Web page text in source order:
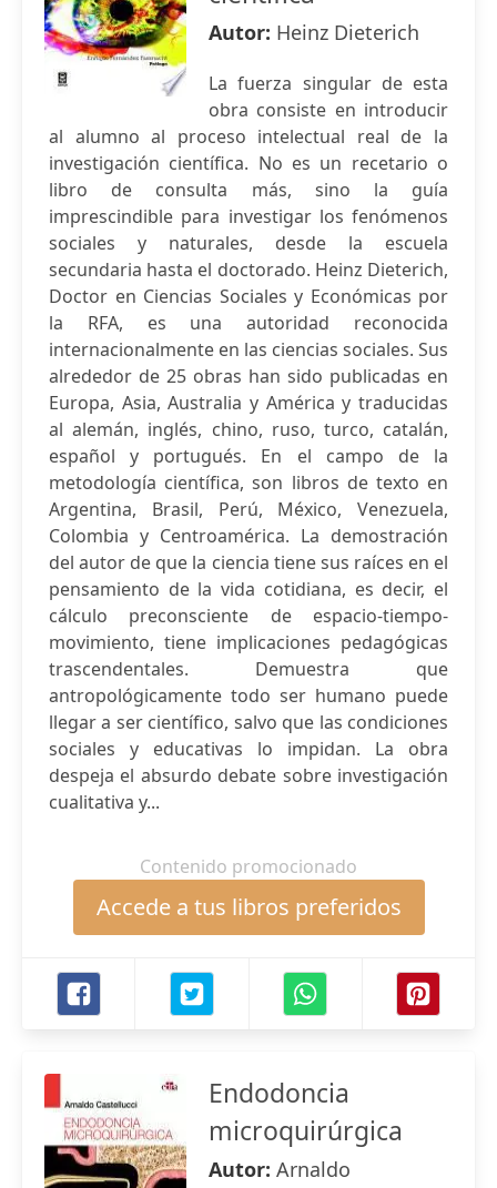
Autor: Heinz Dieterich
La fuerza singular de esta
obra consiste en introducir
al alumno al proceso intelectual real de la
investigación científica. No es un recetario o
libro de consulta más, sino la guía
imprescindible para investigar los fenómenos
sociales y naturales, desde la escuela
secundaria hasta el doctorado. Heinz Dieterich,
Doctor en Ciencias Sociales y Económicas por
la RFA, es una autoridad reconocida
internacionalmente en las ciencias sociales. Sus
alrededor de 25 obras han sido publicadas en
Europa, Asia, Australia y América y traducidas
al alemán, inglés, chino, ruso, turco, catalán,
español y portugués. En el campo de la
metodología científica, son libros de texto en
Argentina, Brasil, Perú, México, Venezuela,
Colombia y Centroamérica. La demostración
del autor de que la ciencia tiene sus raíces en el
pensamiento de la vida cotidiana, es decir, el
cálculo preconsciente de espacio-tiempo-
movimiento, tiene implicaciones pedagógicas
trascendentales. Demuestra que
antropológicamente todo ser humano puede
llegar a ser científico, salvo que las condiciones
sociales y educativas lo impidan. La obra
despeja el absurdo debate sobre investigación
cualitativa y...
Contenido promocionado
Accede a tus libros preferidos
Endodoncia
microquirúrgica
Autor: Arnaldo